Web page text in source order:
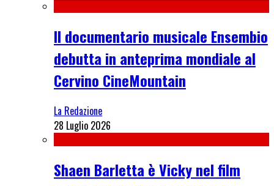
Il documentario musicale Ensembio
debutta in anteprima mondiale al
Cervino CineMountain
La Redazione
28 Luglio 2026
Shaen Barletta è Vicky nel film